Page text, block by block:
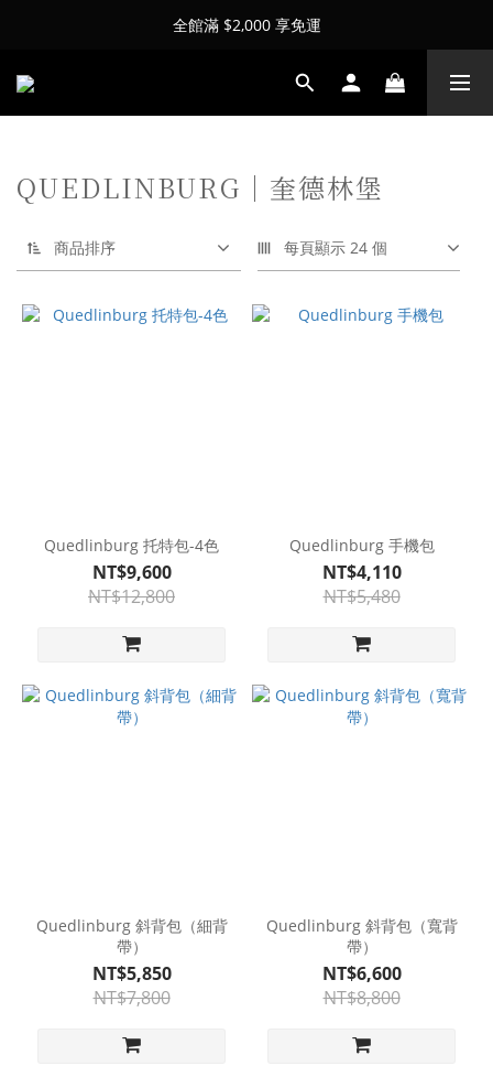
全館滿 $2,000 享免運
QUEDLINBURG｜奎德林堡
商品排序 每頁顯示 24 個
Quedlinburg 托特包-4色
NT$9,600
NT$12,800
Quedlinburg 手機包
NT$4,110
NT$5,480
Quedlinburg 斜背包（細背
帶）
NT$5,850
NT$7,800
Quedlinburg 斜背包（寬背
帶）
NT$6,600
NT$8,800